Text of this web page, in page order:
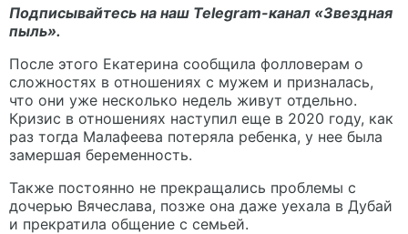
Подписывайтесь на наш Telegram-канал «Звездная
пыль».
После этого Екатерина сообщила фолловерам о
сложностях в отношениях с мужем и призналась,
что они уже несколько недель живут отдельно.
Кризис в отношениях наступил еще в 2020 году, как
раз тогда Малафеева потеряла ребенка, у нее была
замершая беременность.
Также постоянно не прекращались проблемы с
дочерью Вячеслава, позже она даже уехала в Дубай
и прекратила общение с семьей.